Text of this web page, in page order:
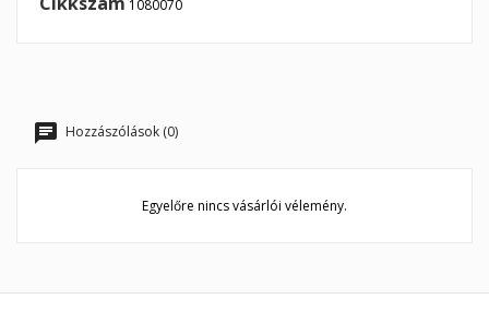
1080070
Hozzászólások (0)
Egyelőre nincs vásárlói vélemény.